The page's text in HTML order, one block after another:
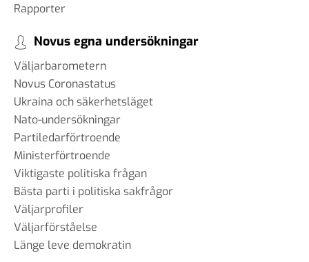
Rapporter
Novus egna undersökningar
Väljarbarometern
Novus Coronastatus
Ukraina och säkerhetsläget
Nato-undersökningar
Partiledarförtroende
Ministerförtroende
Viktigaste politiska frågan
Bästa parti i politiska sakfrågor
Väljarprofiler
Väljarförståelse
Länge leve demokratin